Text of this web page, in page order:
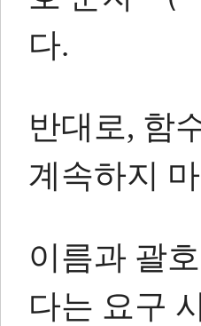
다.
반대로, 함
계속하지
이름과 괄
다는 요구